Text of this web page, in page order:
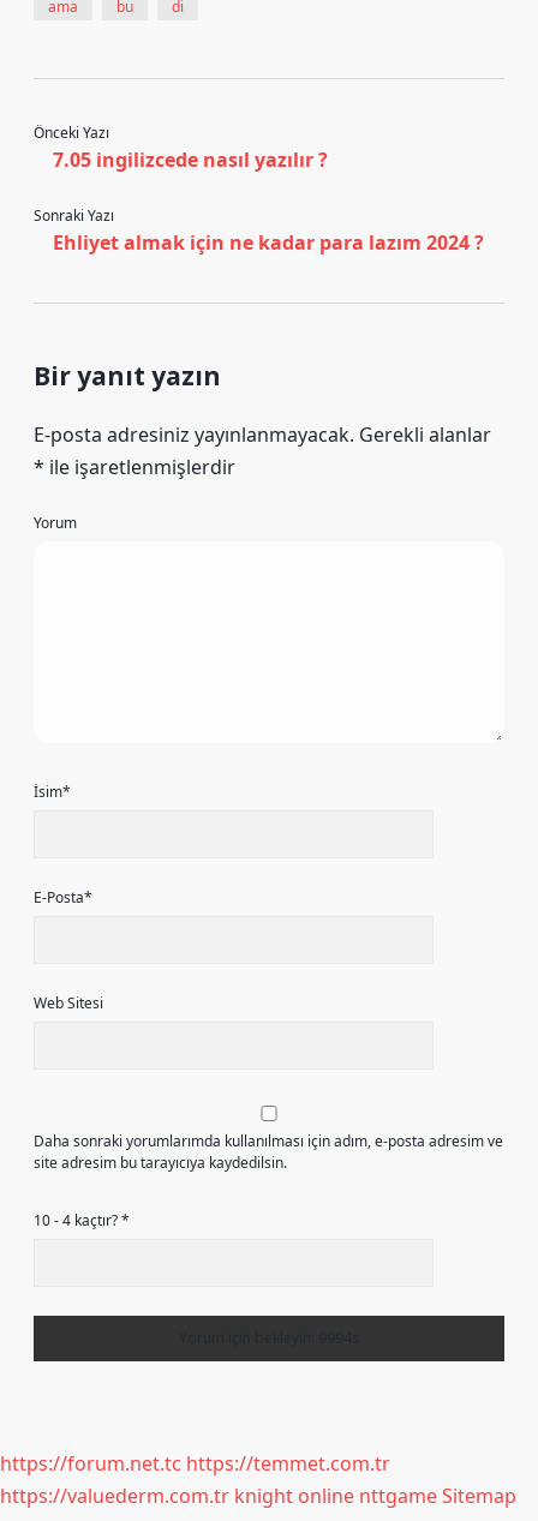
ama bu di
Önceki Yazı
7.05 ingilizcede nasıl yazılır ?
Sonraki Yazı
Ehliyet almak için ne kadar para lazım 2024 ?
Bir yanıt yazın
E-posta adresiniz yayınlanmayacak. Gerekli alanlar
* ile işaretlenmişlerdir
Yorum
İsim*
E-Posta*
Web Sitesi
Daha sonraki yorumlarımda kullanılması için adım, e-posta adresim ve
site adresim bu tarayıcıya kaydedilsin.
10 - 4 kaçtır?*
https://forum.net.tc https://temmet.com.tr
https://valuederm.com.tr knight online nttgameSitemap